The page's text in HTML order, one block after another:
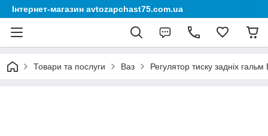
Інтернет-магазин avtozapchast75.com.ua
Товари та послуги Ваз Регулятор тиску задніх